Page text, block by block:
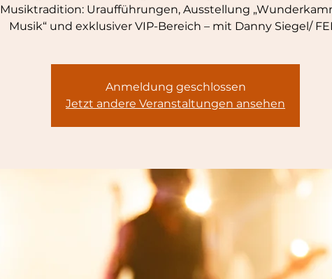
Musiktradition: Uraufführungen, Ausstellung
Musik“ und exklusiver VIP-Bereich – mit Danny Siegel/
Anmeldung geschlossen
Jetzt andere Veranstaltungen ansehen